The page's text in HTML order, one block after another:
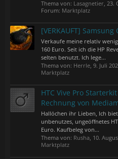
Thema von: Lasagnetier, 23.
Forum: Marktplatz
[VERKAUFT] Samsung
Verkaufe meine relativ
160 Euro. Seit ich die HP
selten benutzt. Ich lege...
Thema von: Herrle, 9. Juli
Marktplatz
HTC Vive Pro
Rechnung von
Hallöchen ihr Lieben, Ich
unbenutzes, ungeöffnetes
Euro. Kaufbeleg von...
Thema von: Rusha, 10.
Marktplatz